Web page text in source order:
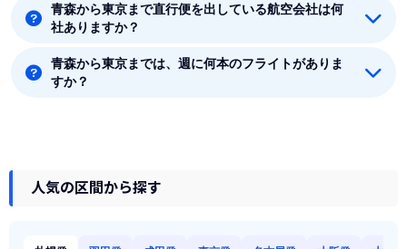
青森から東京まで平均フライト時間は約1時間15分で
す。
青森から東京まで直行便を出している航空会社は何
社ありますか？
青森から東京まで直行便を出している航空会社は1社あ
ります。
青森から東京までは、週に何本のフライトがありま
すか？
人気の区間から探す